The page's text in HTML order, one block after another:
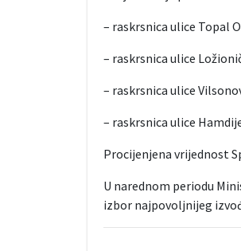
– raskrsnica ulice Topal
– raskrsnica ulice
– raskrsnica ulice
– raskrsnica ulice
Procijenjena vrijednost
U narednom periodu
izbor najpovoljnijeg